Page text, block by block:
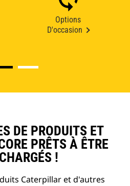
Options
D'occasion
DE PRODUITS ET
PRÊTS À ÊTRE
!
Caterpillar et d'autres